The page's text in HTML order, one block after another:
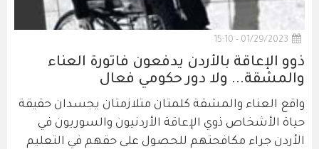
01/29/2023 - 15:10
ذوو الإعاقة بالأردن يدفعون فاتورة العناء
والمشقة... ولا دور حكومي فعال
واقع العناء والمشقة كلمتان متلازمتان يجسدان حقيقة
حياة الأشخاص ذوي الإعاقة الأردنيون والسوريون في
الأردن جراء مكافحتهم للحصول على حقهم في التعليم